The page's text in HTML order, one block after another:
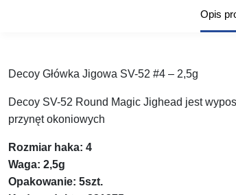
Opis
Decoy Główka Jigowa SV-52 #4 – 2,5g
Decoy SV-52 Round Magic Jighead jest
przynęt okoniowych
Rozmiar haka: 4
Waga: 2,5g
Opakowanie: 5szt.